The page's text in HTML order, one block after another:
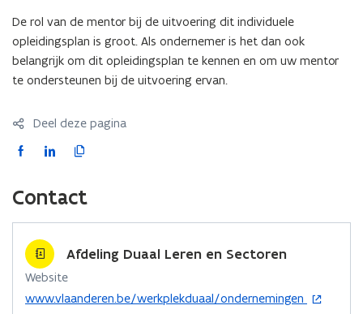
De rol van de mentor bij de uitvoering dit individuele
opleidingsplan is groot. Als ondernemer is het dan ook
belangrijk om dit opleidingsplan te kennen en om uw mentor
te ondersteunen bij de uitvoering ervan.
Deel deze pagina
F
c
e
b
L
k
e
d
i
n
o
K
i
e
e
i
Contact
Afdeling Duaal Leren en Sectoren
Website
www.vlaanderen.be/werkplekduaal/ondernemingen
o